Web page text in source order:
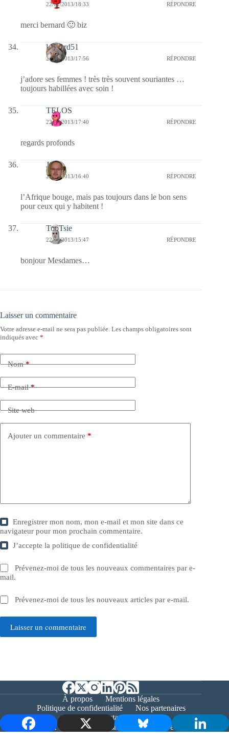
22/01/2013/18:33 RÉPONDRE
merci bernard 🙂 biz
louvard51
22/01/2013/17:56 RÉPONDRE
j’adore ses femmes ! très très souvent souriantes …
toujours habillées avec soin !
TELOS
22/01/2013/17:40 RÉPONDRE
regards profonds
Jj
22/01/2013/16:40 RÉPONDRE
l’Afrique bouge, mais pas toujours dans le bon sens
pour ceux qui y habitent !
TooTsie
22/01/2013/15:47 RÉPONDRE
bonjour Mesdames…
Laisser un commentaire
Votre adresse e-mail ne sera pas publiée. Les champs obligatoires sont
indiqués avec *
Nom*
E-mail*
Site web
Ajouter un commentaire *
Enregistrer mon nom, mon e-mail et mon site dans ce
navigateur pour mon prochain commentaire.
J’accepte lapolitique de confidentialité
Prévenez-moi de tous les nouveaux commentaires par e-
mail.
Prévenez-moi de tous les nouveaux articles par e-mail.
Laisser un commentaire
À propos
Mentions légales
Politique de confidentialité
Nos partenaires
Contact
Copyright © 2026 - Bernieshoot.fr Journal Web